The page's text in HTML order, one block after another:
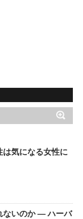
は気になる女性に
ないのか ― ハーバ